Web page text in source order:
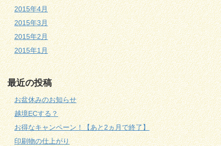
2015年4月
2015年3月
2015年2月
2015年1月
最近の投稿
お盆休みのお知らせ
越境ECする？
お得なキャンペーン！【あと2ヵ月で終了】
印刷物の仕上がり